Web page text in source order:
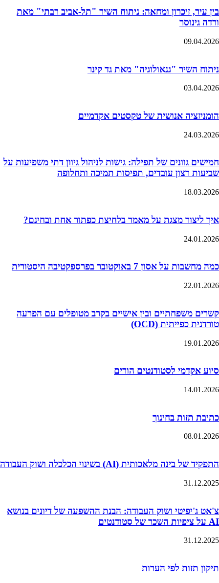
בין עיר, זיכרון ומחאה: ניתוח השיר "תל-אביב רבתי" מאת
ורדה גינוסר
09.04.2026
ניתוח השיר "גנאולוגיה" מאת גד קינר
03.04.2026
הומניזציה אנושית של טקסטים אקדמיים
24.03.2026
חמישים גוונים של תפילה: גישות לניהול גיוון דתי משפיעות על
שביעות רצון עובדים, תפיסות תמיכה ותחלופה
18.03.2026
איך ליצור מצגת על מאמר בלחיצת כפתור אחת ובחינם?
24.01.2026
כמה מחשבות על אסון 7 באוקטובר בפרספקטיבה היסטורית
22.01.2026
קשרים משפחתיים ובין אישיים בקרב מטופלים עם הפרעה
טורדנית כפייתית (OCD)
19.01.2026
סיוע אקדמי לסטודנטים הורים
14.01.2026
כתיבת תזות בחינוך
08.01.2026
התפקיד של בינה מלאכותית (AI) בשינוי הכלכלה ושוק העבודה
31.12.2025
צ'אט ג'יפיטי ושוק העבודה: הבנת ההשפעה של דיונים בנושא
AI על ציפיות השכר של סטודנטים
31.12.2025
תיקון תזות לפי הערות